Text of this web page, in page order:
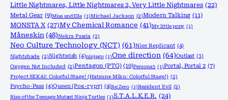
Little Nightmares, Little Nightmares 2, Very Little Nightmares (22)
Metal Gear (9)Mias and Elle (1)Michael Jackson (2)Modern Talking (11)
MONSTA X (27)My Chemical Romance (41)My little pony (1)
Måneskin (48)Nekra Psaria (2)
Neo Culture Technology (NCT) (61)Nier Replicant (4)
Nightshade (2)Nightwish (4)ninjago (1)One direction (64)Outlast (3)
Oxygen Not Included (2)Pentagon (PTG) (10)Persona 5 (1)Portal, Portal 2 (7)
Project SEKAI: Colorful Stage! (Hatsune Miku: Colorful Stage!) (2)
Psycho-Pass (4)Queen (Рок-гурт) (4)Re:Zero (1)Resident Evil (2)
Rise of the Teenage Mutant Ninja Turtles (1)S.T.A.L.K.E.R. (24)